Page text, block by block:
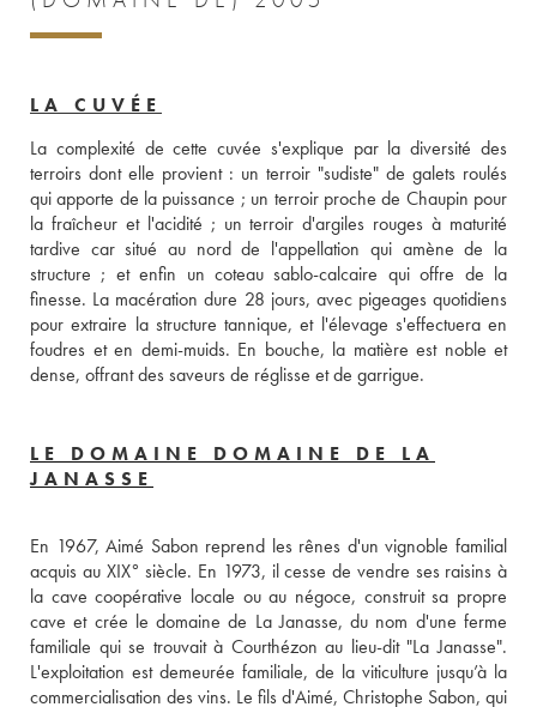
LA CUVÉE
La complexité de cette cuvée s'explique par la diversité des
terroirs dont elle provient : un terroir "sudiste" de galets roulés
qui apporte de la puissance ; un terroir proche de Chaupin pour
la fraîcheur et l'acidité ; un terroir d'argiles rouges à maturité
tardive car situé au nord de l'appellation qui amène de la
structure ; et enfin un coteau sablo-calcaire qui offre de la
finesse. La macération dure 28 jours, avec pigeages quotidiens
pour extraire la structure tannique, et l'élevage s'effectuera en
foudres et en demi-muids. En bouche, la matière est noble et
dense, offrant des saveurs de réglisse et de garrigue.
LE DOMAINE DOMAINE DE LA
JANASSE
En 1967, Aimé Sabon reprend les rênes d'un vignoble familial
acquis au XIX° siècle. En 1973, il cesse de vendre ses raisins à
la cave coopérative locale ou au négoce, construit sa propre
cave et crée le domaine de La Janasse, du nom d'une ferme
familiale qui se trouvait à Courthézon au lieu-dit "La Janasse".
L'exploitation est demeurée familiale, de la viticulture jusqu’à la
commercialisation des vins. Le fils d'Aimé, Christophe Sabon, qui